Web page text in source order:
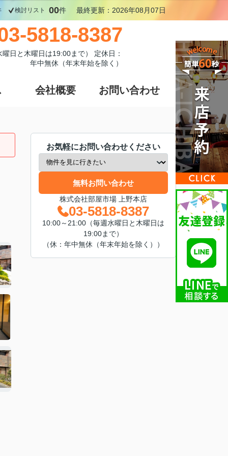
検討リスト 00件 最終更新：2026年08月07日
5818-8387
日と木曜日は19:00まで） 定休日：
年中無休（年末年始を除く）
会社概要 お問い合わせ
お気軽にお問い合わせください
無料お問い合わせ
株式会社部屋市場 上野本店
03-5818-8387
10:00～21:00（毎週水曜日と木曜日は
19:00まで）
（休：年中無休（年末年始を除く））